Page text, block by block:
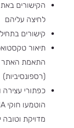
הקישורים
לחיצה עליהם
קישורים
תיאור
התאמת האתר
(רספונסיביות)
כפתורי
מדויקת וטובה